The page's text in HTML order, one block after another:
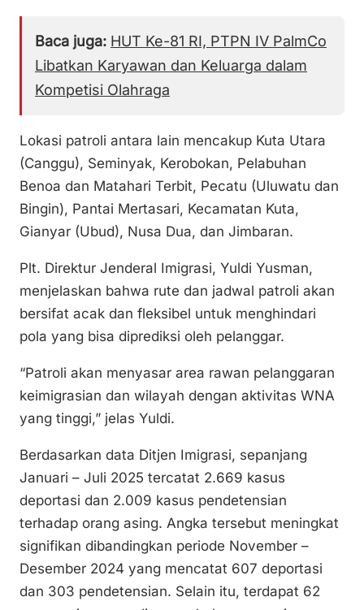
Baca juga: HUT Ke-81 RI, PTPN IV PalmCo
Libatkan Karyawan dan Keluarga dalam
Kompetisi Olahraga
Lokasi patroli antara lain mencakup Kuta Utara
(Canggu), Seminyak, Kerobokan, Pelabuhan
Benoa dan Matahari Terbit, Pecatu (Uluwatu dan
Bingin), Pantai Mertasari, Kecamatan Kuta,
Gianyar (Ubud), Nusa Dua, dan Jimbaran.
Plt. Direktur Jenderal Imigrasi, Yuldi Yusman,
menjelaskan bahwa rute dan jadwal patroli akan
bersifat acak dan fleksibel untuk menghindari
pola yang bisa diprediksi oleh pelanggar.
“Patroli akan menyasar area rawan pelanggaran
keimigrasian dan wilayah dengan aktivitas WNA
yang tinggi,” jelas Yuldi.
Berdasarkan data Ditjen Imigrasi, sepanjang
Januari – Juli 2025 tercatat 2.669 kasus
deportasi dan 2.009 kasus pendetensian
terhadap orang asing. Angka tersebut meningkat
signifikan dibandingkan periode November –
Desember 2024 yang mencatat 607 deportasi
dan 303 pendetensian. Selain itu, terdapat 62